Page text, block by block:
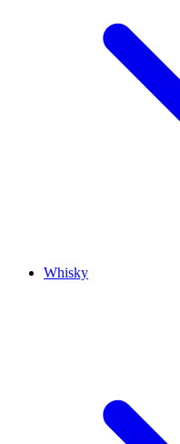
Whisky